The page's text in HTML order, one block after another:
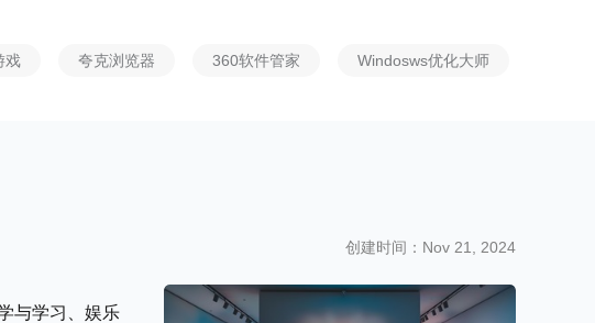
戏 夸克浏览器 360软件管家 Windosws优化大师
创建时间：Nov 21, 2024
与学习、娱乐